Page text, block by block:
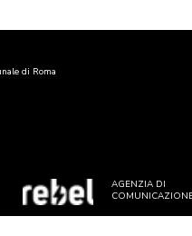
di Roma
AGENZIA DI